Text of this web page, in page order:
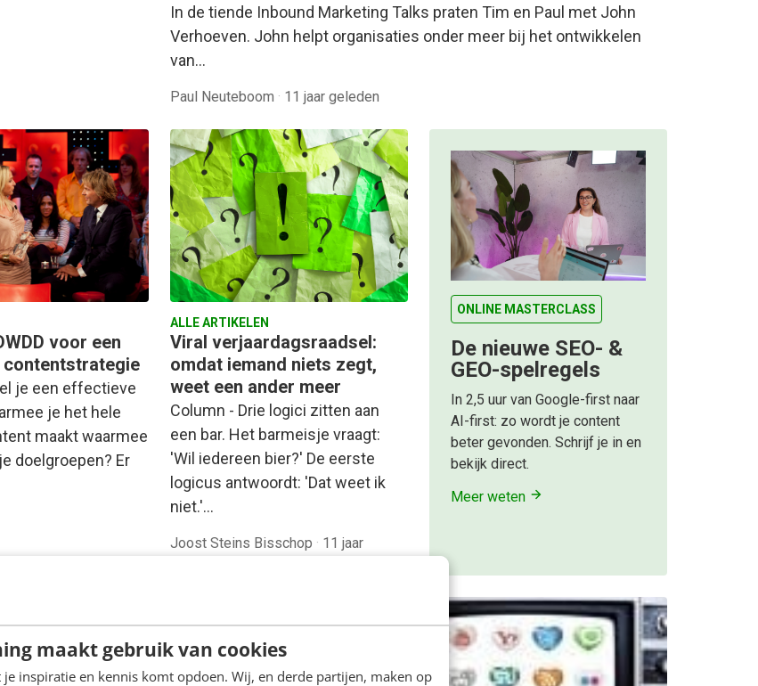
maakt gebruik van cookies
je inspiratie en kennis komt opdoen. Wij, en derde partijen, maken op
In de tiende Inbound Marketing Talks praten Tim en Paul met John
Verhoeven. John helpt organisaties onder meer bij het ontwikkelen
van…
Paul Neuteboom · 11 jaar geleden
voor een
je een effectieve
je het hele
maakt waarmee
doelgroepen? Er
ALLE ARTIKELEN
Viral verjaardagsraadsel:
omdat iemand niets zegt,
weet een ander meer
Column - Drie logici zitten aan
een bar. Het barmeisje vraagt:
'Wil iedereen bier?' De eerste
logicus antwoordt: 'Dat weet ik
niet.'…
Joost Steins Bisschop · 11 jaar
ONLINE MASTERCLASS
De nieuwe SEO- &
GEO-spelregels
In 2,5 uur van Google-first naar
AI-first: zo wordt je content
beter gevonden. Schrijf je in en
bekijk direct.
Meer weten